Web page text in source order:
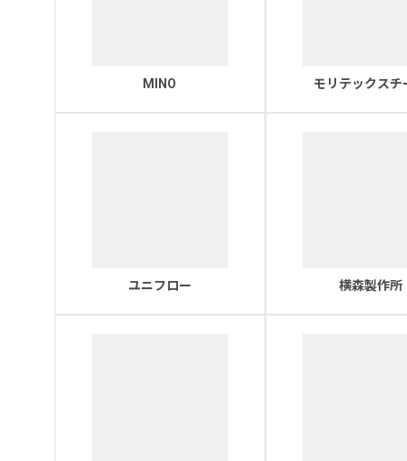
MINO モリテックスチ
ユニフロー 横森製作所